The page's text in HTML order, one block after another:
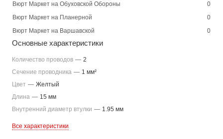
Вюрт Маркет на Обуховской Обороны
0
Вюрт Маркет на Планерной
0
Вюрт Маркет на Варшавской
0
Основные характеристики
Количество проводов — 2
Сечение проводника — 1 мм²
Цвет — Желтый
Длина — 15 мм
Внутренний диаметр втулки — 1.95 мм
Все характеристики